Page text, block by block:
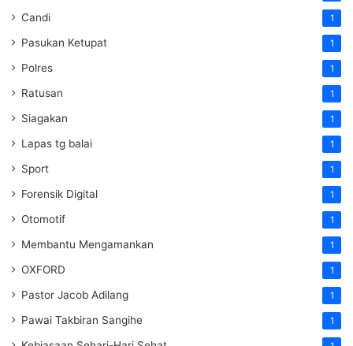
Candi 1
Pasukan Ketupat 1
Polres 1
Ratusan 1
Siagakan 1
Lapas tg balai 1
Sport 1
Forensik Digital 1
Otomotif 1
Membantu Mengamankan 1
OXFORD 1
Pastor Jacob Adilang 1
Pawai Takbiran Sangihe 1